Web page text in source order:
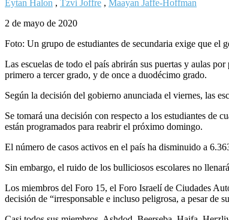
Eytan Halon , Tzvi Joffre , Maayan Jaffe-Hoffman
2 de mayo de 2020
Foto: Un grupo de estudiantes de secundaria exige que
Las escuelas de todo el país abrirán sus puertas y aulas
primero a tercer grado, y de once a duodécimo grado.
Según la decisión del gobierno anunciada el viernes, las
Se tomará una decisión con respecto a los estudiantes de
están programados para reabrir el próximo domingo.
El número de casos activos en el país ha disminuido a
Sin embargo, el ruido de los bulliciosos escolares no
Los miembros del Foro 15, el Foro Israelí de Ciudades
decisión de “irresponsable e incluso peligrosa, a pesar de